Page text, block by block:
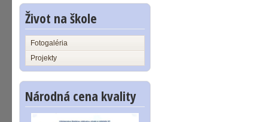
Život na škole
Fotogaléria
Projekty
Národná cena kvality